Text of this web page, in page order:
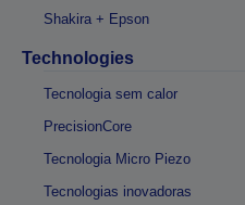
Shakira + Epson
Technologies
Tecnologia sem calor
PrecisionCore
Tecnologia Micro Piezo
Tecnologias inovadoras